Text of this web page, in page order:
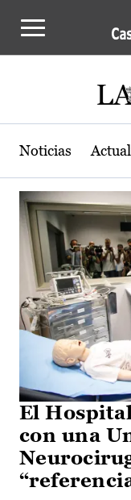
Actualidad
Noticias
El
con una